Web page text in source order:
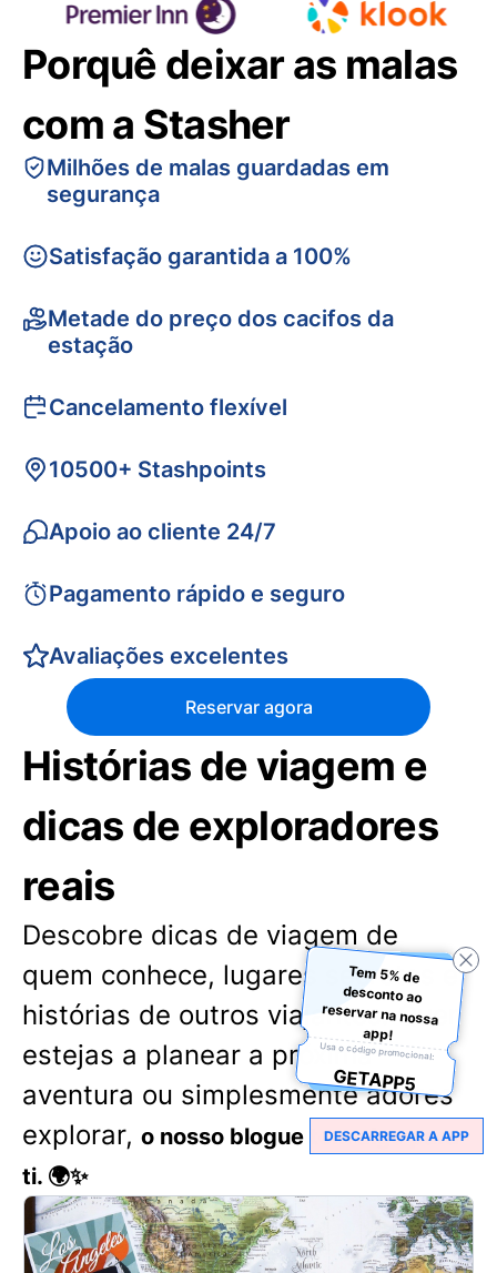
Porquê deixar as malas
com a Stasher
Milhões de malas guardadas em
segurança
Satisfação garantida a 100%
Metade do preço dos cacifos da
estação
Cancelamento flexível
10500+ Stashpoints
Apoio ao cliente 24/7
Pagamento rápido e seguro
Avaliações excelentes
Reservar agora
Histórias de viagem e
dicas de exploradores
reais
Descobre dicas de viagem de
quem conhece, lugares secretos e
histórias de outros viajantes. Quer
estejas a planear a próxima
aventura ou simplesmente adores
explorar, o nosso blogue tem algo para
ti. 🌍✨
Tem 5% de
desconto ao
reservar na nossa
app!
Usa o código promocional:
GETAPP5
DESCARREGAR A APP